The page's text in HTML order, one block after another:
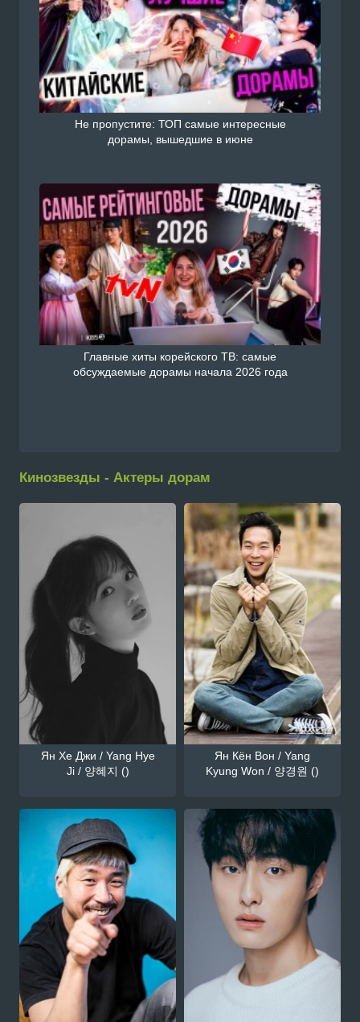
Не пропустите: ТОП самые интересные
дорамы, вышедшие в июне
Главные хиты корейского ТВ: самые
обсуждаемые дорамы начала 2026 года
Кинозвезды - Актеры дорам
Ян Хе Джи / Yang Hye
Ji / 양혜지 ()
Ян Кён Вон / Yang
Kyung Won / 양경원 ()